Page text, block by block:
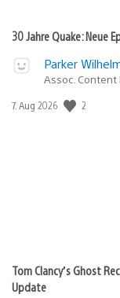
30 Jahre Quake: Neue
Parker
Assoc. Content
Veröffentlichungsdatum:
7. Aug 2026 2
Tom Clancy’s Ghost
Update